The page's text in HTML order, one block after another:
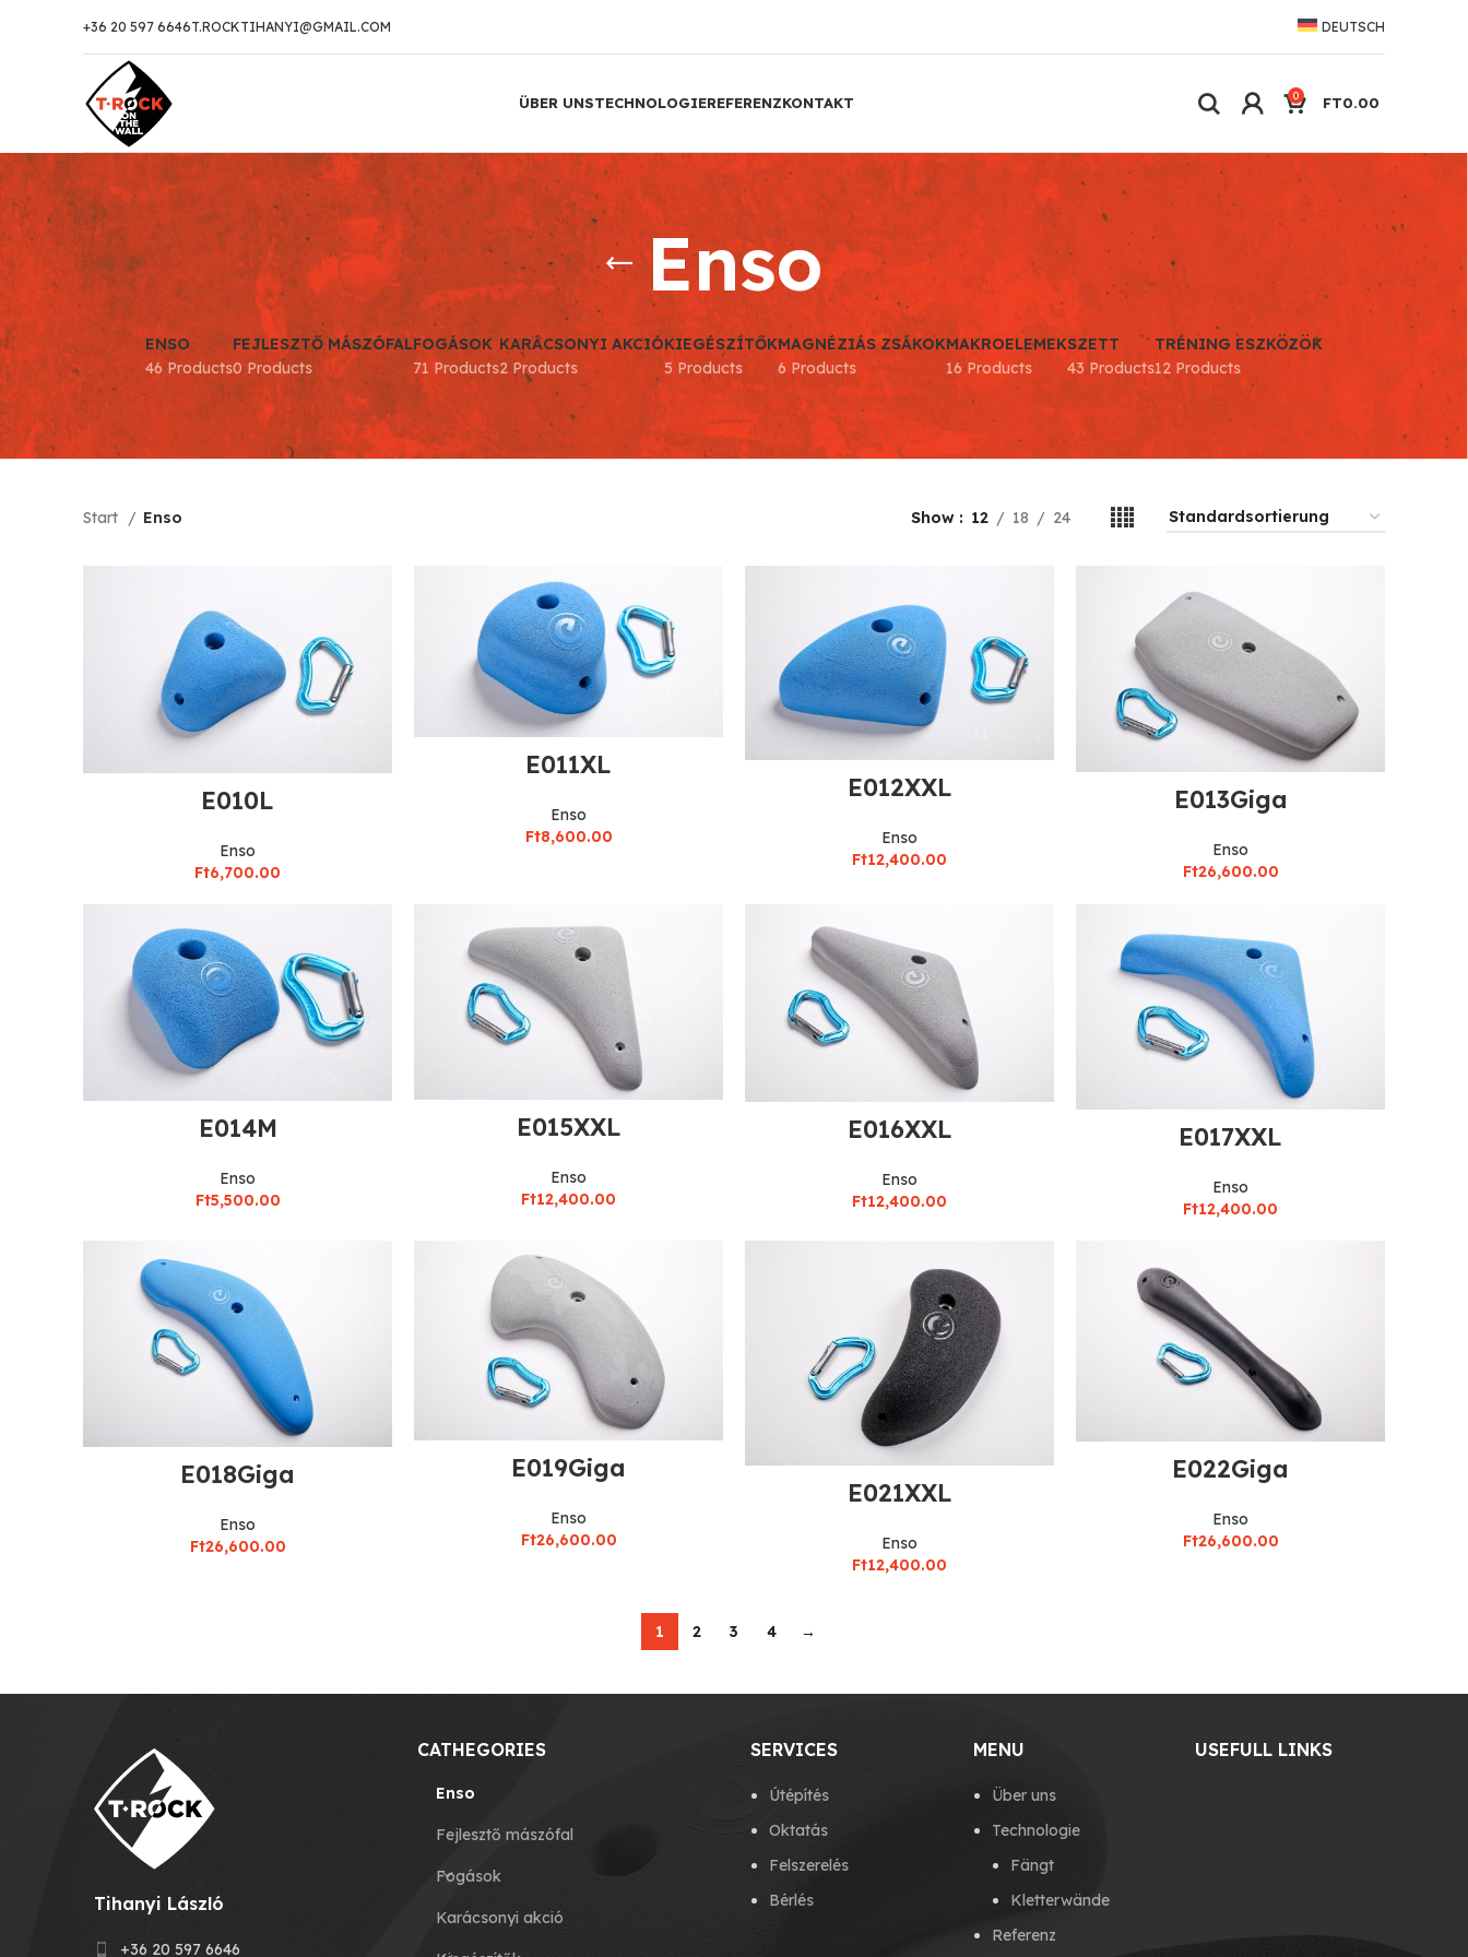
+36 20 597 6646T.ROCKTIHANYI@GMAIL.COM DEUTSCH
ÜBER UNSTECHNOLOGIEREFERENZKONTAKT 0 FT0.00
Enso
ENSO
46 Products
FEJLESZTŐ MÁSZÓFAL
0 Products
FOGÁSOK
71 Products
KARÁCSONYI AKCIÓ
2 Products
KIEGÉSZÍTŐK
5 Products
MAGNÉZIÁS ZSÁKOK
6 Products
MAKROELEMEK
16 Products
SZETT
43 Products
TRÉNING ESZKÖZÖK
12 Products
Start Enso Show 12 18 24
E010L
Enso
Ft6,700.00
E011XL
Enso
Ft8,600.00
E012XXL
Enso
Ft12,400.00
E013Giga
Enso
Ft26,600.00
E014M
Enso
Ft5,500.00
E015XXL
Enso
Ft12,400.00
E016XXL
Enso
Ft12,400.00
E017XXL
Enso
Ft12,400.00
E018Giga
Enso
Ft26,600.00
E019Giga
Enso
Ft26,600.00
E021XXL
Enso
Ft12,400.00
E022Giga
Enso
Ft26,600.00
1 2 3 4 →
Tihanyi László
+36 20 597 6646
CATHEGORIES
Enso
Fejlesztő mászófal
Fogások
Karácsonyi akció
SERVICES
Útépítés
Oktatás
Felszerelés
Bérlés
MENU
Über uns
Technologie
Fängt
Kletterwände
Referenz
USEFULL LINKS